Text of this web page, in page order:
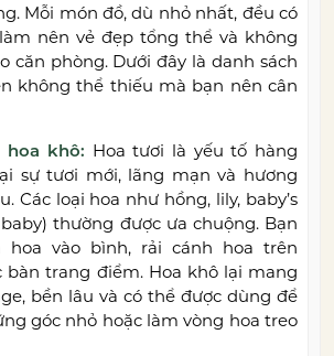
Mỗi món đồ, dù nhỏ nhất, đều có
nên vẻ đẹp tổng thể và không
căn phòng. Dưới đây là danh sách
không thể thiếu mà bạn nên cân
hoa khô: Hoa tươi là yếu tố hàng
sự tươi mới, lãng mạn và hương
Các loại hoa như hồng, lily, baby’s
thường được ưa chuộng. Bạn
hoa vào bình, rải cánh hoa trên
bàn trang điểm. Hoa khô lại mang
bền lâu và có thể được dùng để
góc nhỏ hoặc làm vòng hoa treo